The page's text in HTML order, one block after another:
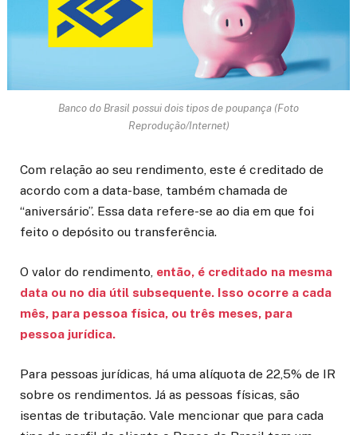
Banco do Brasil possui dois tipos de poupança (Foto
Reprodução/Internet)
Com relação ao seu rendimento, este é creditado de
acordo com a data-base, também chamada de
“aniversário”. Essa data refere-se ao dia em que foi
feito o depósito ou transferência.
O valor do rendimento, então, é creditado na mesma
data ou no dia útil subsequente. Isso ocorre a cada
mês, para pessoa física, ou três meses, para
pessoa jurídica.
Para pessoas jurídicas, há uma alíquota de 22,5% de IR
sobre os rendimentos. Já as pessoas físicas, são
isentas de tributação. Vale mencionar que para cada